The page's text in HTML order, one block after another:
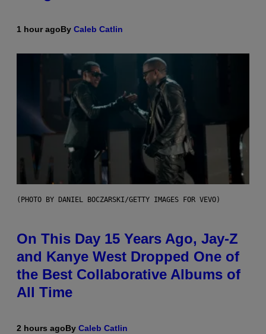
1 hour agoBy Caleb Catlin
(PHOTO BY DANIEL BOCZARSKI/GETTY IMAGES FOR VEVO)
On This Day 15 Years Ago, Jay-Z
and Kanye West Dropped One of
the Best Collaborative Albums of
All Time
2 hours agoBy Caleb Catlin